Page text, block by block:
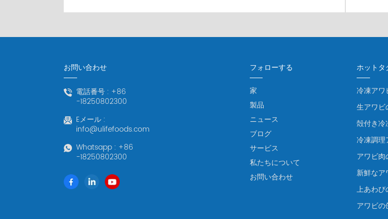
お問い合わせ
電話番号 : +86
-18250802300
Eメール :
info@ulifefoods.com
Whatsapp : +86
-18250802300
フォローする
家
製品
ニュース
ブログ
サービス
私たちについて
お問い合わせ
ホットタ
冷凍アワ
生アワビ
殻付き冷
冷凍調理
アワビ肉
新鮮なア
上あわび
アワビの